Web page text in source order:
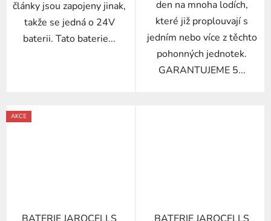
články jsou zapojeny jinak,
takže se jedná o 24V
baterii. Tato baterie...
den na mnoha lodích,
které již proplouvají s
jedním nebo více z těchto
pohonných jednotek.
GARANTUJEME 5...
AKCE